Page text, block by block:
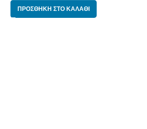
ΠΡΟΣΘΉΚΗ ΣΤΟ ΚΑΛΆΘΙ